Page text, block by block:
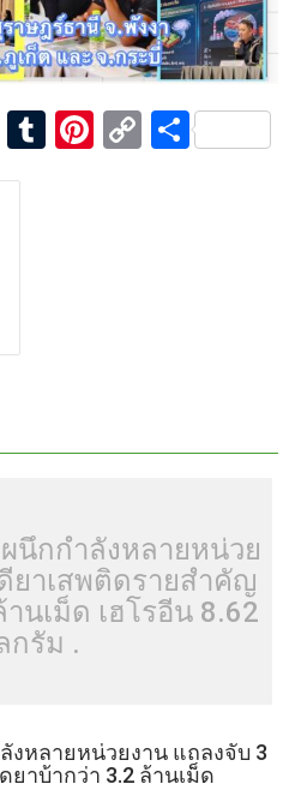
Bl T Pi C S
นึกกำลังหลายหน่วย
ยาเสพติดรายสำคัญ
นเม็ด เฮโรอีน 8.62
กรัม .
งหลายหน่วยงาน แถลงจับ 3
าบ้ากว่า 3.2 ล้านเม็ด